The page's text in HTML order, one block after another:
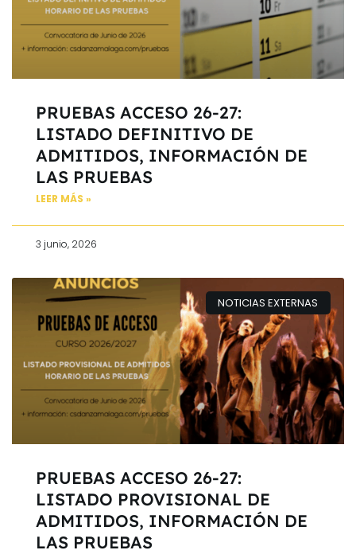
PRUEBAS ACCESO 26-27:
LISTADO DEFINITIVO DE
ADMITIDOS, INFORMACIÓN DE
LAS PRUEBAS
LEER MÁS »
3 junio, 2026
NOTICIAS EXTERNAS
PRUEBAS ACCESO 26-27:
LISTADO PROVISIONAL DE
ADMITIDOS, INFORMACIÓN DE
LAS PRUEBAS